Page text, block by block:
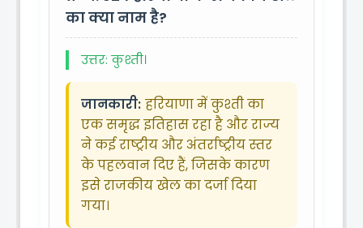
का क्या नाम है?
उत्तर: कुश्ती।
जानकारी: हरियाणा में कुश्ती का
एक समृद्ध इतिहास रहा है और राज्य
ने कई राष्ट्रीय और अंतर्राष्ट्रीय स्तर
के पहलवान दिए हैं, जिसके कारण
इसे राजकीय खेल का दर्जा दिया
गया।